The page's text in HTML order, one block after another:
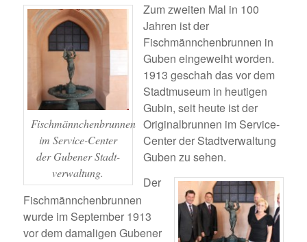
Fischmännchenbrunnen
im Service-Center
der Gubener Stadt-
verwaltung.
Zum zweiten Mal in 100
Jahren ist der
Fischmännchenbrunnen in
Guben eingeweiht worden.
1913 geschah das vor dem
Stadtmuseum in heutigen
Gubin, seit heute ist der
Originalbrunnen im Service-
Center der Stadtverwaltung
Guben zu sehen.
Der
Fischmännchenbrunnen
wurde im September 1913
vor dem damaligen Gubener